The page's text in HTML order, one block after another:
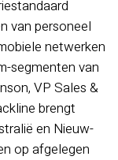
van personeel
netwerken
segmenten van
VP Sales &
brengt
en Nieuw-
op afgelegen